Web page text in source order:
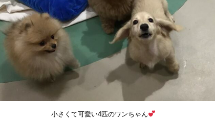
小さくて可愛い4匹のワンちゃん